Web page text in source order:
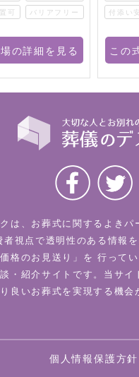
可
バリアフリー
の詳細を見る
付添い
この
は、お葬式に関するよきパ
者視点で透明性のある情報
格のお見送り」を 行って
・紹介サイトです。当サイ
良いお葬式を実現する機会
個人情報保護方針